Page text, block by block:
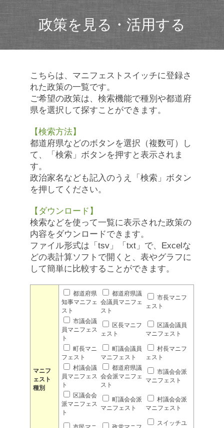
政策を見る・活用する
こちらは、マニフェストスイッチに登録さ
れた政策の一覧です。
ご希望の政策は、検索機能で種別や都道府
県を選択して探すことができます。
【検索方法】
都道府県などのボタンを選択（複数可）し
て、「検索」ボタンを押すと表示されま
す。
政治家名なども記入のうえ「検索」ボタン
を押してください。
【ダウンロード】
検索などを使って一覧に表示された政策の
内容をダウンロードできます。
ファイル形式は「tsv」「txt」で、Excelな
どの表計算ソフトで開くと、表やグラフに
して簡単に比較することができます。
マニフ
ェスト
種別
都道府県
知事マニフェ
スト
都道府県議
会議員マニフェ
スト
市長マニフ
ェスト
市議会議
員マニフェス
ト
区長マニフ
ェスト
区議会議員
マニフェスト
町長マニ
フェスト
町議会議員
マニフェスト
村長マニフ
ェスト
村議会議
員マニフェス
ト
都道府県議
会会派マニフェ
スト
市議会会派
マニフェスト
区議会会
派マニフェス
ト
町議会会派
マニフェスト
村議会会派
マニフェスト
スイッチユ